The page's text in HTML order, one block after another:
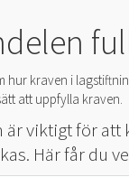
hur kraven i
att uppfylla kraven.
viktigt för att
Här får du